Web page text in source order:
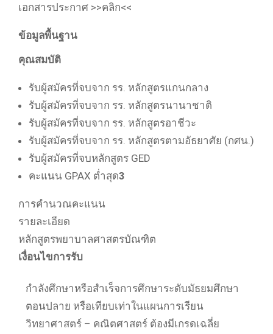
เอกสารประกาศ >>คลิก<<
ข้อมูลพื้นฐาน
คุณสมบัติ
รับผู้สมัครที่จบจาก รร. หลักสูตรแกนกลาง
รับผู้สมัครที่จบจาก รร. หลักสูตรนานาชาติ
รับผู้สมัครที่จบจาก รร. หลักสูตรอาชีวะ
รับผู้สมัครที่จบจาก รร. หลักสูตรตามอัธยาศัย (กศน.)
รับผู้สมัครที่จบหลักสูตร GED
คะแนน GPAX ต่ำสุด3
การคำนวณคะแนน
รายละเอียด
หลักสูตรพยาบาลศาสตรบัณฑิต
เงื่อนไขการรับ
กำลังศึกษาหรือสำเร็จการศึกษาระดับมัธยมศึกษา
ตอนปลาย หรือเทียบเท่าในแผนการเรียน
วิทยาศาสตร์ – คณิตศาสตร์ ต้องมีเกรดเฉลี่ย